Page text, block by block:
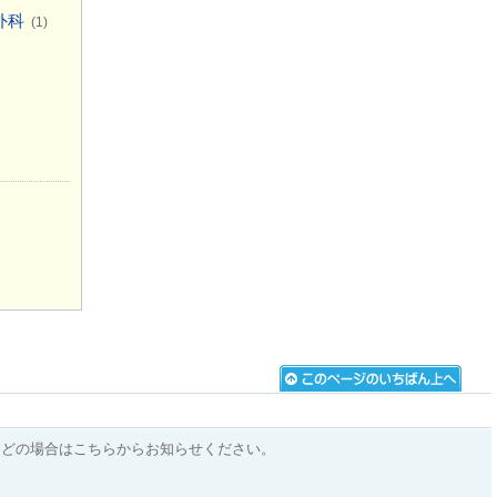
科 (1)
の場合はこちらからお知らせください。